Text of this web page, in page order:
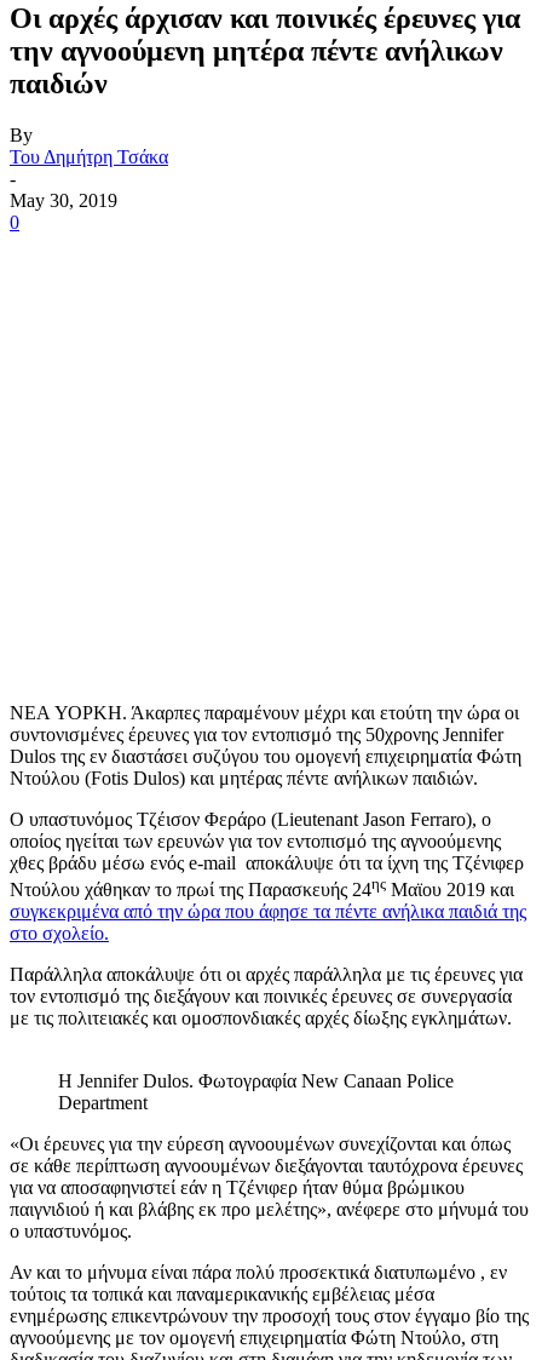
Οι αρχές άρχισαν και ποινικές έρευνες για
την αγνοούμενη μητέρα πέντε ανήλικων
παιδιών
By
Του Δημήτρη Τσάκα
-
May 30, 2019
0
NEA ΥΟΡΚΗ. Άκαρπες παραμένουν μέχρι και ετούτη την ώρα οι
συντονισμένες έρευνες για τον εντοπισμό της 50χρονης Jennifer
Dulos της εν διαστάσει συζύγου του ομογενή επιχειρηματία Φώτη
Ντούλου (Fotis Dulos) και μητέρας πέντε ανήλικων παιδιών.
Ο υπαστυνόμος Τζέισον Φεράρο (Lieutenant Jason Ferraro), ο
οποίος ηγείται των ερευνών για τον εντοπισμό της αγνοούμενης
χθες βράδυ μέσω ενός e-mail αποκάλυψε ότι τα ίχνη της Τζένιφερ
Ντούλου χάθηκαν το πρωί της Παρασκευής 24ης Μαϊου 2019 και
συγκεκριμένα από την ώρα που άφησε τα πέντε ανήλικα παιδιά της
στο σχολείο.
Παράλληλα αποκάλυψε ότι οι αρχές παράλληλα με τις έρευνες για
τον εντοπισμό της διεξάγουν και ποινικές έρευνες σε συνεργασία
με τις πολιτειακές και ομοσπονδιακές αρχές δίωξης εγκλημάτων.
H Jennifer Dulos. Φωτογραφία New Canaan Police
Department
«Οι έρευνες για την εύρεση αγνοουμένων συνεχίζονται και όπως
σε κάθε περίπτωση αγνοουμένων διεξάγονται ταυτόχρονα έρευνες
για να αποσαφηνιστεί εάν η Τζένιφερ ήταν θύμα βρώμικου
παιγνιδιού ή και βλάβης εκ προ μελέτης», ανέφερε στο μήνυμά του
ο υπαστυνόμος.
Αν και το μήνυμα είναι πάρα πολύ προσεκτικά διατυπωμένο , εν
τούτοις τα τοπικά και παναμερικανικής εμβέλειας μέσα
ενημέρωσης επικεντρώνουν την προσοχή τους στον έγγαμο βίο της
αγνοούμενης με τον ομογενή επιχειρηματία Φώτη Ντούλο, στη